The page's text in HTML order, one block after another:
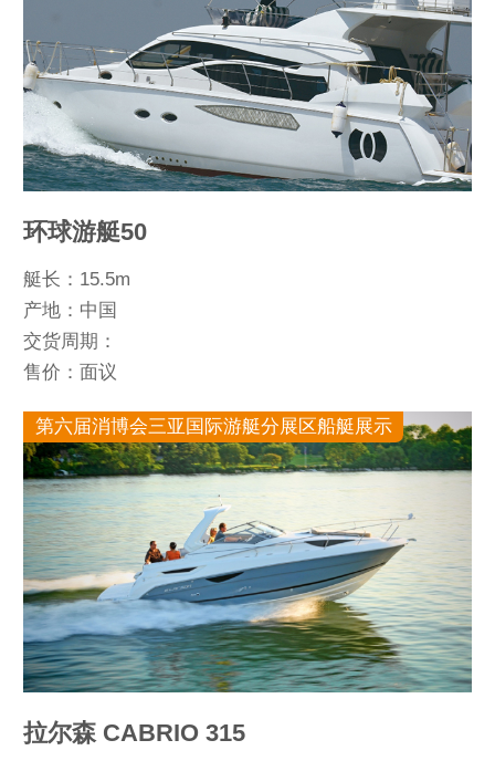
环球游艇50
艇长：15.5m
产地：中国
交货周期：
售价：面议
第六届消博会三亚国际游艇分展区船艇展示
拉尔森 CABRIO 315